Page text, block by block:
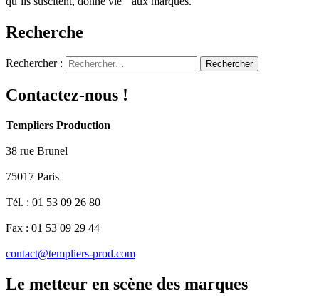
Recherche
Rechercher :
Contactez-nous !
Templiers Production
38 rue Brunel
75017 Paris
Tél. : 01 53 09 26 80
Fax : 01 53 09 29 44
contact@templiers-prod.com
Le metteur en scène des marques